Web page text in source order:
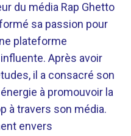
du média Rap Ghetto
sa passion pour
plateforme
Après avoir
il a consacré son
à promouvoir la
à travers son média.
envers